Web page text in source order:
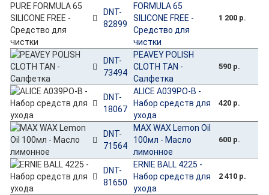
DNT-
82899
FORMULA 65
SILICONE FREE -
Средство для
чистки
1 200 р.
DNT-
73494
PEAVEY POLISH
CLOTH TAN -
Салфетка
590 р.
DNT-
18067
ALICE A039PO-B -
Набор средств для
ухода
420 р.
DNT-
71564
MAX WAX Lemon Oil
100мл - Масло
лимонное
600 р.
DNT-
81650
ERNIE BALL 4225 -
Набор средств для
ухода
2 410 р.